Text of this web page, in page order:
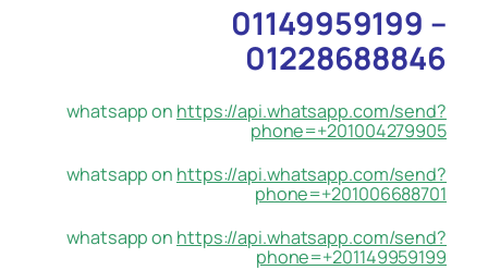
01149959199 –
01228688846
whatsapp on https://api.whatsapp.com/send?
phone=+201004279905
whatsapp on https://api.whatsapp.com/send?
phone=+201006688701
whatsapp on https://api.whatsapp.com/send?
phone=+201149959199